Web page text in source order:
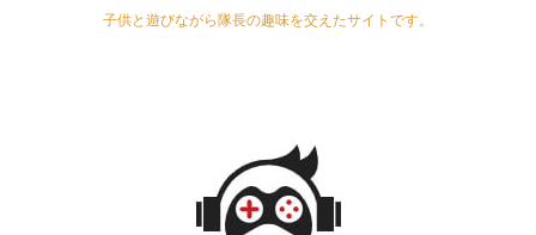
子供と遊びながら隊長の趣味を交えたサイトです。